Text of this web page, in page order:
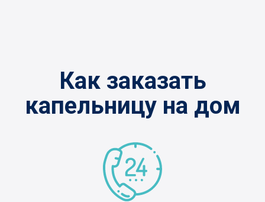
Как заказать
капельницу на дом